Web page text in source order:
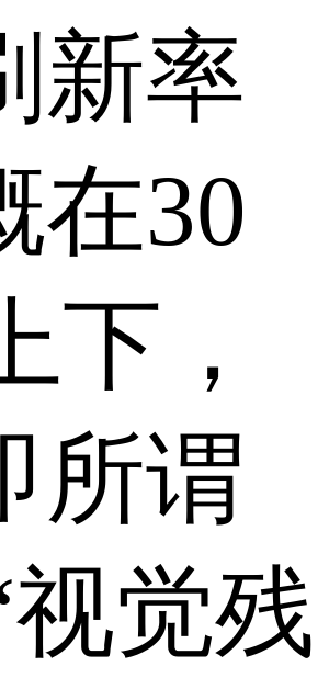
新率
在30
下，
所谓
视觉残